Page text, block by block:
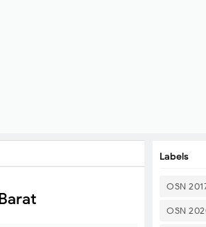
Labels
OSN
OSN